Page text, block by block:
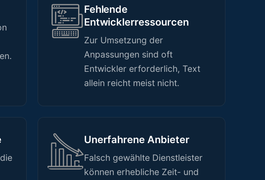
Fehlende
Entwicklerressourcen
Zur Umsetzung der
Anpassungen sind oft
Entwickler erforderlich, Text
allein reicht meist nicht.
Unerfahrene Anbieter
Falsch gewählte Dienstleister
können erhebliche Zeit- und